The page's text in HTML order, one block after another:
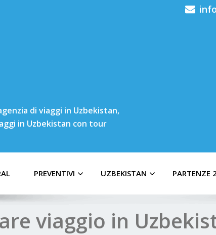
di viaggi in Uzbekistan,
in Uzbekistan con tour
PREVENTIVI UZBEKISTAN PARTENZE
viaggio in